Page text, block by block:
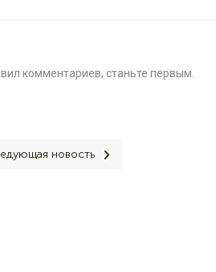
комментариев, станьте первым.
новость